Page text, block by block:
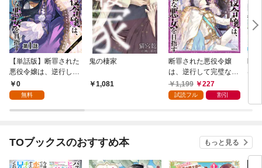
【単話版】断罪された
悪役令嬢は、逆行して
完璧な悪女を目指す@
COMIC 第1話
0
無料
鬼の棲家
1,081
断罪された悪役令嬢
は、逆行して完璧な悪
女を目指す【電子書籍
限定書き下ろしSS付
1,199 227
試読フル 割引
断
は
TOブックスのおすすめ本 もっと見る